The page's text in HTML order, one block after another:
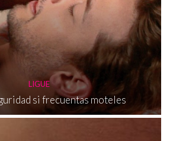
LIGUE
si frecuentas moteles